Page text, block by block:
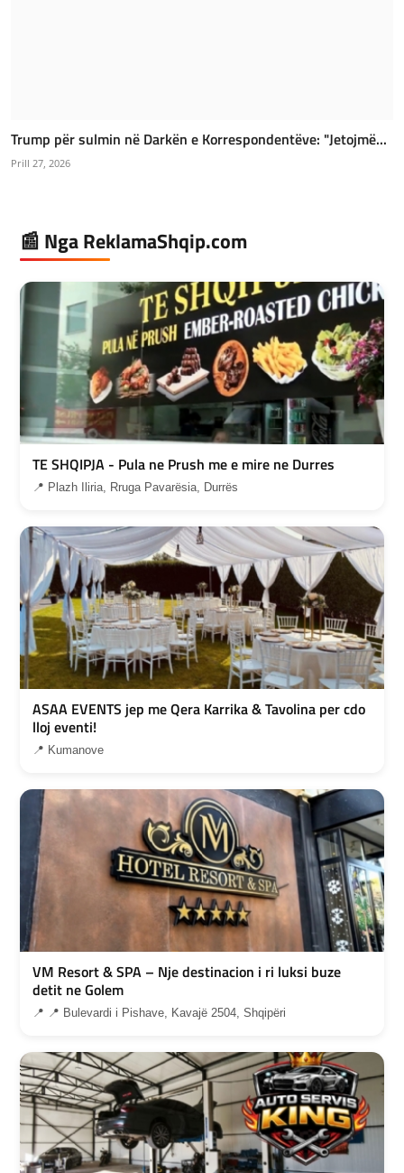
Trump për sulmin në Darkën e Korrespondentëve: "Jetojmë...
Prill 27, 2026
📰 Nga ReklamaShqip.com
TE SHQIPJA - Pula ne Prush me e mire ne Durres
📍 Plazh Iliria, Rruga Pavarësia, Durrës
ASAA EVENTS jep me Qera Karrika & Tavolina per cdo
lloj eventi!
📍 Kumanove
VM Resort & SPA – Nje destinacion i ri luksi buze
detit ne Golem
📍 📍 Bulevardi i Pishave, Kavajë 2504, Shqipëri